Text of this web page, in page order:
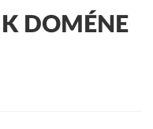
DOMÉNE